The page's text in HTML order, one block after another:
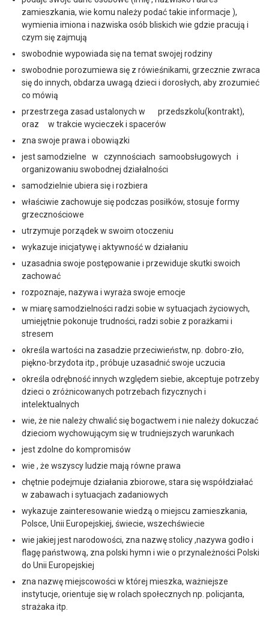
zamieszkania, wie komu należy podać takie informacje ),
wymienia imiona i nazwiska osób bliskich wie gdzie pracują i
czym się zajmują
swobodnie wypowiada się na temat swojej rodziny
swobodnie porozumiewa się z rówieśnikami, grzecznie zwraca
się do innych, obdarza uwagą dzieci i dorosłych, aby zrozumieć
co mówią
przestrzega zasad ustalonych w przedszkolu(kontrakt),
oraz w trakcie wycieczek i spacerów
zna swoje prawa i obowiązki
jest samodzielne w czynnościach samoobsługowych i
organizowaniu swobodnej działalności
samodzielnie ubiera się i rozbiera
właściwie zachowuje się podczas posiłków, stosuje formy
grzecznościowe
utrzymuje porządek w swoim otoczeniu
wykazuje inicjatywę i aktywność w działaniu
uzasadnia swoje postępowanie i przewiduje skutki swoich
zachować
rozpoznaje, nazywa i wyraża swoje emocje
w miarę samodzielności radzi sobie w sytuacjach życiowych,
umiejętnie pokonuje trudności, radzi sobie z porażkami i
stresem
określa wartości na zasadzie przeciwieństw, np. dobro-zło,
piękno-brzydota itp., próbuje uzasadnić swoje uczucia
określa odrębność innych względem siebie, akceptuje potrzeby
dzieci o zróżnicowanych potrzebach fizycznych i
intelektualnych
wie, że nie należy chwalić się bogactwem i nie należy dokuczać
dzieciom wychowującym się w trudniejszych warunkach
jest zdolne do kompromisów
wie , że wszyscy ludzie mają równe prawa
chętnie podejmuje działania zbiorowe, stara się współdziałać
w zabawach i sytuacjach zadaniowych
wykazuje zainteresowanie wiedzą o miejscu zamieszkania,
Polsce, Unii Europejskiej, świecie, wszechświecie
wie jakiej jest narodowości, zna nazwę stolicy ,nazywa godło i
flagę państwową, zna polski hymn i wie o przynależności Polski
do Unii Europejskiej
zna nazwę miejscowości w której mieszka, ważniejsze
instytucje, orientuje się w rolach społecznych np. policjanta,
strażaka itp.